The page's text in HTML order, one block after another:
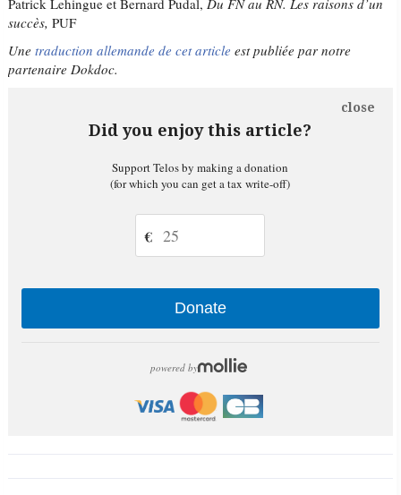
Patrick Lehingue et Bernard Pudal,Du FN au RN. Les raisons d’un
succès, PUF
Unetraduction allemande de cet article est publiée par notre
partenaire Dokdoc.
Did you enjoy this article?
close
Support Telos by making a donation
(for which you can get a tax write-off)
€
Donate
powered by